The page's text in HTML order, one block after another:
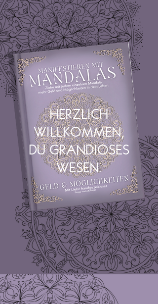
HERZLICH
WILLKOMMEN,
DU GRANDIOSES
WESEN.